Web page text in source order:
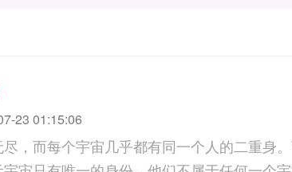
23 01:15:06
，而每个宇宙几乎都有同一个人的二重身